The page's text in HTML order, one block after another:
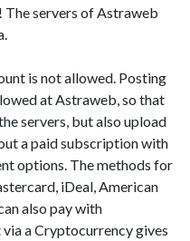
The servers of Astraweb
is not allowed. Posting
at Astraweb, so that
servers, but also upload
a paid subscription with
options. The methods for
iDeal, American
also pay with
a Cryptocurrency gives